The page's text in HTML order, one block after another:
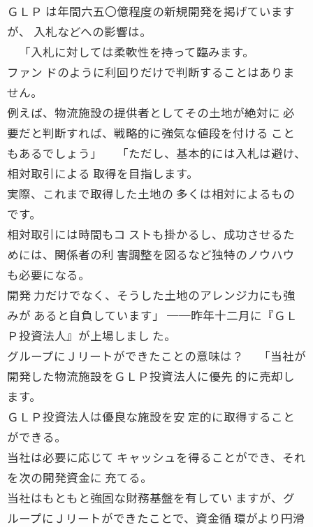
ＧＬＰ は年間六五〇億程度の新規開発を掲げています
が、 入札などへの影響は。
「入札に対しては柔軟性を持って臨みます。
ファン ドのように利回りだけで判断することはありま
せん。
例えば、物流施設の提供者としてその土地が絶対に 必
要だと判断すれば、戦略的に強気な値段を付ける こと
もあるでしょう」 「ただし、基本的には入札は避け、
相対取引による 取得を目指します。
実際、これまで取得した土地の 多くは相対によるもの
です。
相対取引には時間もコ ストも掛かるし、成功させるた
めには、関係者の利 害調整を図るなど独特のノウハウ
も必要になる。
開発 力だけでなく、そうした土地のアレンジ力にも強
みが あると自負しています」 ──昨年十二月に『ＧＬ
Ｐ投資法人』が上場しまし た。
グループにＪリートができたことの意味は？ 「当社が
開発した物流施設をＧＬＰ投資法人に優先 的に売却し
ます。
ＧＬＰ投資法人は優良な施設を安 定的に取得すること
ができる。
当社は必要に応じて キャッシュを得ることができ、それ
を次の開発資金に 充てる。
当社はもともと強固な財務基盤を有してい ますが、グ
ループにＪリートができたことで、資金循 環がより円滑